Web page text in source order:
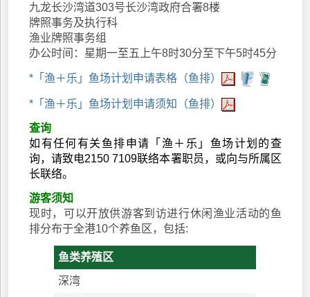
九龙长沙湾道303号长沙湾政府合署8楼
牌照事务及执行科
渔业牌照事务组
办公时间：星期一至五上午8时30分至下午5时45分
*「渔＋乐」鱼场计划申请表格（鱼排）
*「渔＋乐」鱼场计划申请须知（鱼排）
查询
如有任何有关鱼排申请「渔＋乐」鱼场计划的查
询，请致电2150 7109联络本署职员，或向与所属区
长联络。
游客须知
现时，可以开放供游客到访进行休闲渔业活动的鱼
排分布于全港10个养鱼区，包括:
鱼类养殖区
深湾